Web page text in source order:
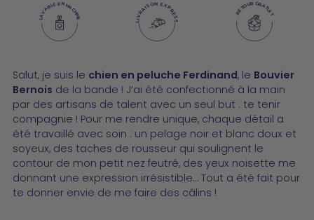
LAVABLE EN MACHINE LIVRAISON EXPRESS RETOUR GRATUIT
Ajouter
un
produit
à
votre
panier
Salut, je suis le chien en peluche Ferdinand, le Bouvier
Bernois de la bande ! J’ai été confectionné à la main
par des artisans de talent avec un seul but : te tenir
compagnie ! Pour me rendre unique, chaque détail a
été travaillé avec soin : un pelage noir et blanc doux et
soyeux, des taches de rousseur qui soulignent le
contour de mon petit nez feutré, des yeux noisette me
donnant une expression irrésistible… Tout a été fait pour
te donner envie de me faire des câlins !